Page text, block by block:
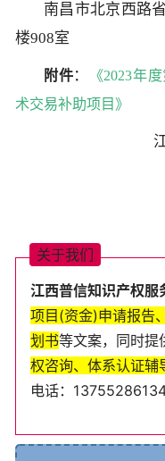
南昌市北京西路
楼908室
附件：
《2023年
术交易补助项目》
关于我们
江西普信知识产权服
项目(资金)申请报告、
划书等文案， 同时提
权咨询、 体系认证辅
电话：